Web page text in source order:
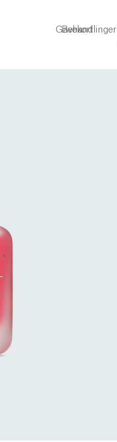
Gavekort
Behandlinger